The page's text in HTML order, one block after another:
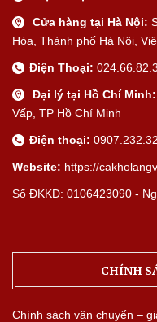
Cửa hàng tại Hà Nội:
Hòa, Thành phố Hà Nội,
Điện Thoại:
Đại lý tại Hồ Chí Minh:
Vấp, TP Hồ Chí Minh
Điện thoại:
Website: https://
Số ĐKKD: 0106423090 -
CHÍNH
Chính sách vận chuyển –